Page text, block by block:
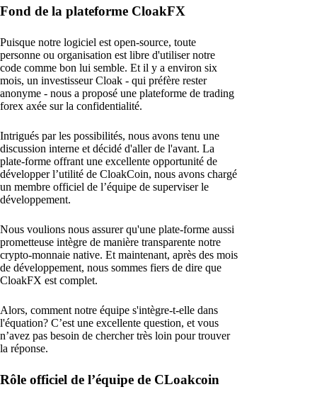
Fond de la plateforme CloakFX
Puisque notre logiciel est open-source, toute
personne ou organisation est libre d'utiliser notre
code comme bon lui semble. Et il y a environ six
mois, un investisseur Cloak - qui préfère rester
anonyme - nous a proposé une plateforme de trading
forex axée sur la confidentialité.
Intrigués par les possibilités, nous avons tenu une
discussion interne et décidé d'aller de l'avant. La
plate-forme offrant une excellente opportunité de
développer l’utilité de CloakCoin, nous avons chargé
un membre officiel de l’équipe de superviser le
développement.
Nous voulions nous assurer qu'une plate-forme aussi
prometteuse intègre de manière transparente notre
crypto-monnaie native. Et maintenant, après des mois
de développement, nous sommes fiers de dire que
CloakFX est complet.
Alors, comment notre équipe s'intègre-t-elle dans
l'équation? C’est une excellente question, et vous
n’avez pas besoin de chercher très loin pour trouver
la réponse.
Rôle officiel de l’équipe de CLoakcoin